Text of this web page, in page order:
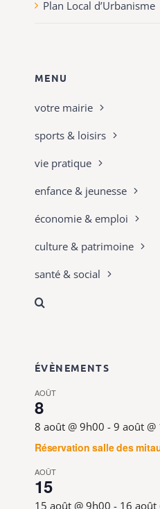
Plan Local d’Urbanisme
MENU
votre mairie
sports & loisirs
vie pratique
enfance & jeunesse
économie & emploi
culture & patrimoine
santé & social
ÉVÈNEMENTS
AOÛT
8
8 août @ 9h00 - 9 août @
Réservation salle des
AOÛT
15
15 août @ 9h00 - 16 août